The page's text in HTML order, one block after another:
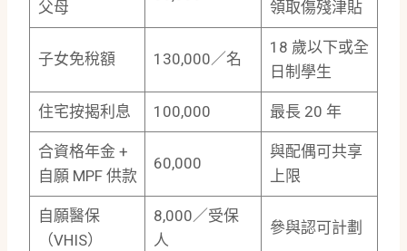
父母
領取傷殘津貼
子女免稅額 130,000／名
18 歲以下或全
日制學生
住宅按揭利息 100,000 最長 20 年
合資格年金 +
自願 MPF 供款
60,000
與配偶可共享
上限
自願醫保
（VHIS）
8,000／受保
人
參與認可計劃